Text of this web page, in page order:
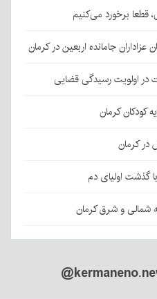
قطعا برخورد می‌کنیم
در اولویت رسیدگی قضایی
کودکان کرمان
گذشت اولیای دم
شمالی و شرق کرمان